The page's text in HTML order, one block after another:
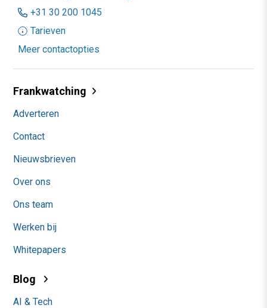
+31 30 200 1045
Tarieven
Meer contactopties
Frankwatching
Adverteren
Contact
Nieuwsbrieven
Over ons
Ons team
Werken bij
Whitepapers
Blog
AI & Tech